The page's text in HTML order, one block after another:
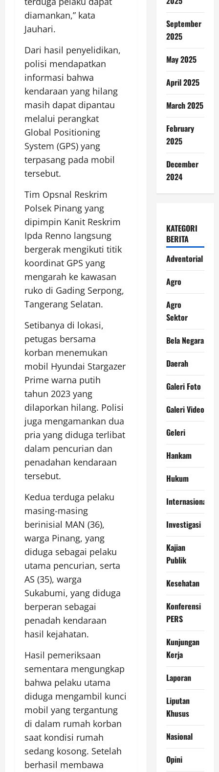
diamankan,” kata
Jauhari.
Dari hasil penyelidikan,
polisi mendapatkan
informasi bahwa
kendaraan yang hilang
masih dapat dipantau
melalui perangkat
Global Positioning
System (GPS) yang
terpasang pada mobil
tersebut.
Tim Opsnal Reskrim
Polsek Pinang yang
dipimpin Kanit Reskrim
Ipda Renno langsung
bergerak mengikuti titik
koordinat GPS yang
mengarah ke kawasan
ruko di Gading Serpong,
Tangerang Selatan.
Setibanya di lokasi,
petugas bersama
korban menemukan
mobil Hyundai Stargazer
Prime warna putih
tahun 2023 yang
dilaporkan hilang. Polisi
juga mengamankan dua
pria yang diduga terlibat
dalam pencurian dan
penadahan kendaraan
tersebut.
Kedua terduga pelaku
masing-masing
berinisial MAN (36),
warga Pinang, yang
diduga sebagai pelaku
utama pencurian, serta
AS (35), warga
Sukabumi, yang diduga
berperan sebagai
penadah kendaraan
hasil kejahatan.
Hasil pemeriksaan
sementara mengungkap
bahwa pelaku utama
diduga mengambil kunci
mobil yang tergantung
di dalam rumah korban
saat kondisi rumah
sedang kosong. Setelah
berhasil membawa
September
2025
May 2025
April 2025
March 2025
February
2025
December
2024
KATEGORI
BERITA
Adventorial
Agro
Agro
Sektor
Bela Negara
Daerah
Galeri Foto
Galeri Video
Geleri
Hankam
Hukum
Internasional
Investigasi
Kajian
Publik
Kesehatan
Konferensi
PERS
Kunjungan
Kerja
Laporan
Liputan
Khusus
Nasional
Opini